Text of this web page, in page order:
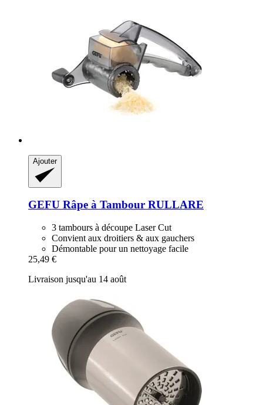
Ajouter
GEFU Râpe à Tambour RULLARE
3 tambours à découpe Laser Cut
Convient aux droitiers & aux gauchers
Démontable pour un nettoyage facile
25,49 €
Livraison jusqu'au 14 août